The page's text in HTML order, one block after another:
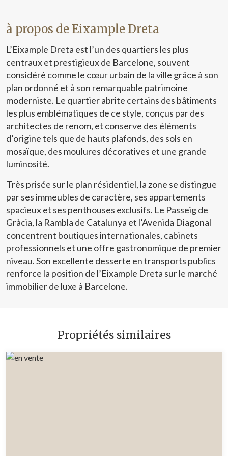
à propos de Eixample Dreta
L’Eixample Dreta est l’un des quartiers les plus
centraux et prestigieux de Barcelone, souvent
considéré comme le cœur urbain de la ville grâce à son
plan ordonné et à son remarquable patrimoine
moderniste. Le quartier abrite certains des bâtiments
les plus emblématiques de ce style, conçus par des
architectes de renom, et conserve des éléments
d’origine tels que de hauts plafonds, des sols en
mosaïque, des moulures décoratives et une grande
luminosité.
Très prisée sur le plan résidentiel, la zone se distingue
par ses immeubles de caractère, ses appartements
spacieux et ses penthouses exclusifs. Le Passeig de
Gràcia, la Rambla de Catalunya et l’Avenida Diagonal
concentrent boutiques internationales, cabinets
professionnels et une offre gastronomique de premier
niveau. Son excellente desserte en transports publics
renforce la position de l’Eixample Dreta sur le marché
immobilier de luxe à Barcelone.
Propriétés similaires
Marketing et Publicité
Ces cookies sont utilisés pour stocker des informations sur
les préférences et les choix personnels de l'utilisateur
grâce à l'observation continue de ses habitudes de
navigation. Grâce à eux, nous pouvons connaître les
habitudes de navigation sur le site Web et afficher des
publicités liées au profil de navigation de l'utilisateur.